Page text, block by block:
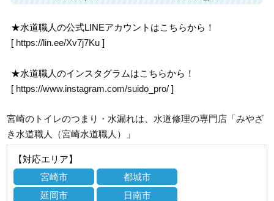
★水道職人の公式LINEアカウントはこちらから！
[ https://lin.ee/Xv7j7Ku ]
★水道職人のインスタグラムはこちらから！
[ https://www.instagram.com/suido_pro/ ]
宮崎のトイレのつまり・水漏れは、水道修理の専門店「みやざ
き水道職人（宮崎水道職人）」
【対応エリア】
宮崎市
都城市
延岡市
日南市